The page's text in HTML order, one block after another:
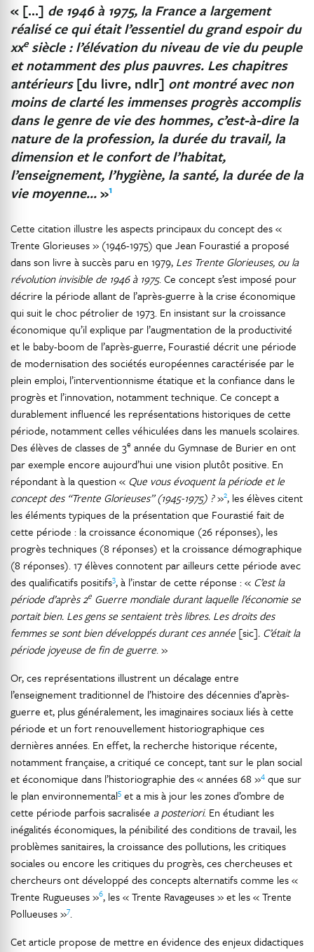
« […] de 1946 à 1975, la France a largement
réalisé ce qui était l’essentiel du grand espoir du
xxesiècle : l’élévation du niveau de vie du peuple
et notamment des plus pauvres. Les chapitres
antérieurs[du livre, ndlr] ont montré avec non
moins de clarté les immenses progrès accomplis
dans le genre de vie des hommes, c’est-à-dire la
nature de la profession, la durée du travail, la
dimension et le confort de l’habitat,
l’enseignement, l’hygiène, la santé, la durée de la
vie moyenne…»1
Cette citation illustre les aspects principaux du concept des «
Trente Glorieuses » (1946-1975) que Jean Fourastié a proposé
dans son livre à succès paru en 1979, Les Trente Glorieuses, ou la
révolution invisible de 1946 à 1975. Ce concept s’est imposé pour
décrire la période allant de l’après-guerre à la crise économique
qui suit le choc pétrolier de 1973. En insistant sur la croissance
économique qu’il explique par l’augmentation de la productivité
et le baby-boom de l’après-guerre, Fourastié décrit une période
de modernisation des sociétés européennes caractérisée par le
plein emploi, l’interventionnisme étatique et la confiance dans le
progrès et l’innovation, notamment technique. Ce concept a
durablement influencé les représentations historiques de cette
période, notamment celles véhiculées dans les manuels scolaires.
Des élèves de classes de 3e année du Gymnase de Burier en ont
par exemple encore aujourd’hui une vision plutôt positive. En
répondant à la question « Que vous évoquent la période et le
concept des “Trente Glorieuses” (1945-1975) ?»2, les élèves citent
les éléments typiques de la présentation que Fourastié fait de
cette période : la croissance économique (26 réponses), les
progrès techniques (8 réponses) et la croissance démographique
(8 réponses). 17 élèves connotent par ailleurs cette période avec
des qualificatifs positifs3, à l’instar de cette réponse : « C’est la
période d’après 2e Guerre mondiale durant laquelle l’économie se
portait bien. Les gens se sentaient très libres. Les droits des
femmes se sont bien développés durant ces année [sic]. C’était la
période joyeuse de fin de guerre. »
Or, ces représentations illustrent un décalage entre
l’enseignement traditionnel de l’histoire des décennies d’après-
guerre et, plus généralement, les imaginaires sociaux liés à cette
période et un fort renouvellement historiographique ces
dernières années. En effet, la recherche historique récente,
notamment française, a critiqué ce concept, tant sur le plan social
et économique dans l’historiographie des « années 68 »4 que sur
le plan environnemental5 et a mis à jour les zones d’ombre de
cette période parfois sacralisée a posteriori. En étudiant les
inégalités économiques, la pénibilité des conditions de travail, les
problèmes sanitaires, la croissance des pollutions, les critiques
sociales ou encore les critiques du progrès, ces chercheuses et
chercheurs ont développé des concepts alternatifs comme les «
Trente Rugueuses »6, les « Trente Ravageuses » et les « Trente
Pollueuses »7.
Cet article propose de mettre en évidence des enjeux didactiques